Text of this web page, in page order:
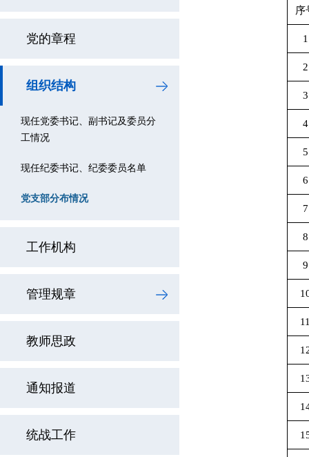
党的章程
组织结构
现任党委书记、副书记及委员分
工情况
现任纪委书记、纪委委员名单
党支部分布情况
工作机构
管理规章
教师思政
通知报道
统战工作
序
1
2
3
4
5
6
7
8
9